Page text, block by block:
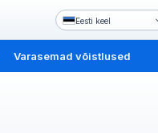
Eesti keel
Varasemad võistlused